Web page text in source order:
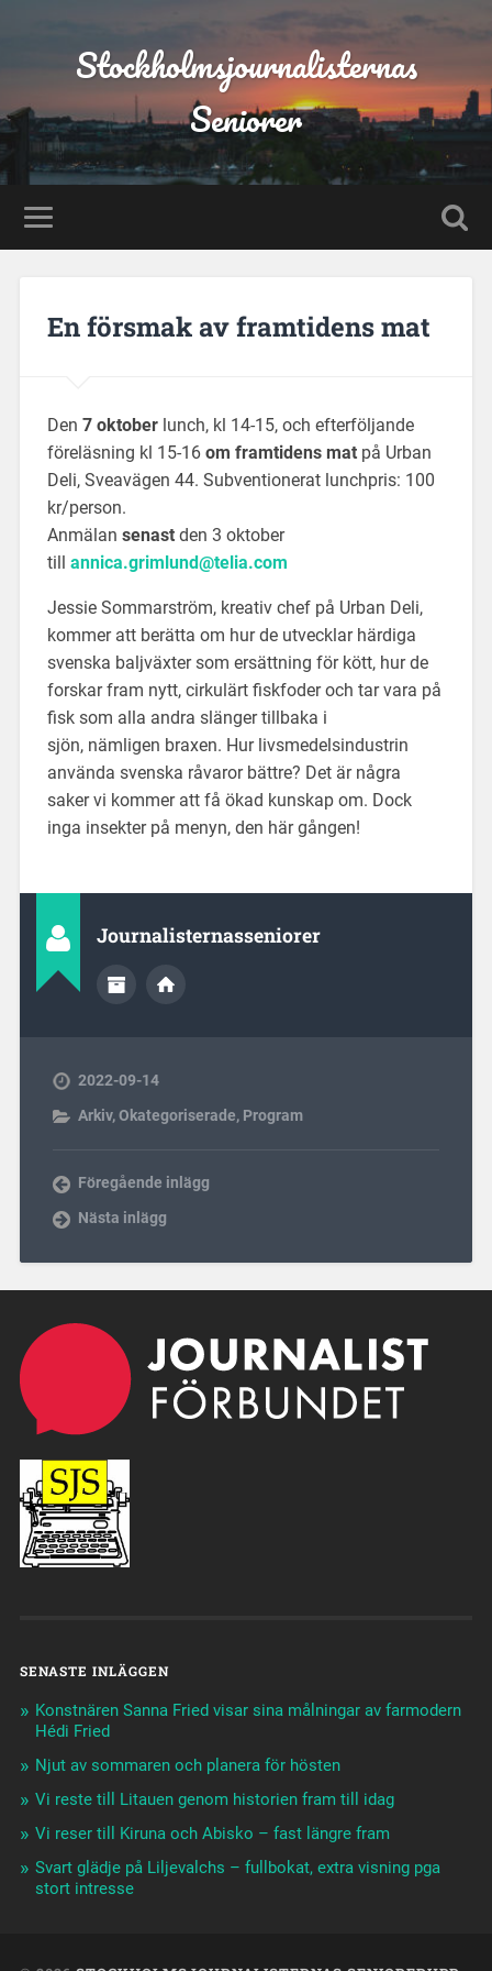
Stockholmsjournalisternas
Seniorer
En försmak av framtidens mat
Den 7 oktober lunch, kl 14-15, och efterföljande
föreläsning kl 15-16 om framtidens matpå Urban
Deli, Sveavägen 44. Subventionerat lunchpris: 100
kr/person.
Anmälan senastden 3 oktober
till annica.grimlund@telia.com
Jessie Sommarström, kreativ chef på Urban Deli,
kommer att berätta om hur de utvecklar härdiga
svenska baljväxter som ersättning för kött, hur de
forskar fram nytt, cirkulärt fiskfoder och tar vara på
fisk som alla andra slänger tillbaka i
sjön, nämligen braxen. Hur livsmedelsindustrin
använda svenska råvaror bättre? Det är några
saker vi kommer att få ökad kunskap om. Dock
inga insekter på menyn, den här gången!
Journalisternasseniorer
2022-09-14
Arkiv,Okategoriserade, Program
Föregående inlägg
Nästa inlägg
SENASTE INLÄGGEN
Konstnären Sanna Fried visar sina målningar av farmodern
Hédi Fried
Njut av sommaren och planera för hösten
Vi reste till Litauen genom historien fram till idag
Vi reser till Kiruna och Abisko – fast längre fram
Svart glädje på Liljevalchs – fullbokat, extra visning pga
stort intresse